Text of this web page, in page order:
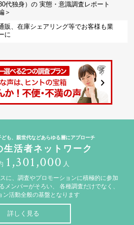
代独身）の 実態・意識調査レポート
＞
販、在庫シェアリング等でお客様も業
に
も、親世代などあらゆる層にアプローチ
生活者ネットワーク
1,301,000 人
に、調査やプロモーションに積極的に参加
メンバーがそろい、
各種調査だけでなく、
ン活動全般の基盤となります
詳しく見る